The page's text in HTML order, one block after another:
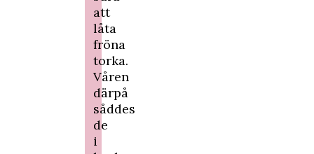
att
låta
fröna
torka.
Våren
därpå
såddes
de
i